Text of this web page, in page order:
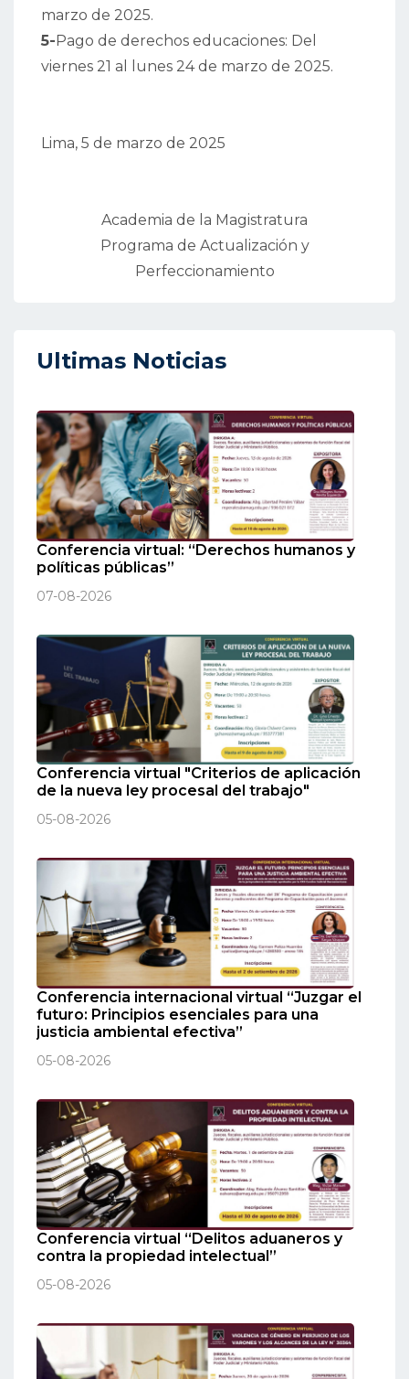
marzo de 2025.
5- Pago de derechos educaciones: Del
viernes 21 al lunes 24 de marzo de 2025.
Lima, 5 de marzo de 2025
Academia de la Magistratura
Programa de Actualización y
Perfeccionamiento
Ultimas Noticias
Conferencia virtual: “Derechos humanos y
políticas públicas”
07-08-2026
Conferencia virtual "Criterios de aplicación
de la nueva ley procesal del trabajo"
05-08-2026
Conferencia internacional virtual “Juzgar el
futuro: Principios esenciales para una
justicia ambiental efectiva”
05-08-2026
Conferencia virtual “Delitos aduaneros y
contra la propiedad intelectual”
05-08-2026